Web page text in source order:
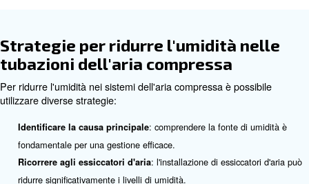
Corrosione: l'umidità può causare ruggine e corrosione
nelle valvole e in altri componenti, causando guasti
Contaminazione: le goccioline d'acqua possono
contaminare l'aria compressa e compromettere la qualità
finali.
Efficienza ridotta: l'umidità può ridurre l'efficienza degli
attrezzature pneumatici, con un conseguente aumento